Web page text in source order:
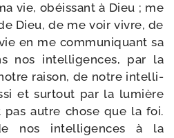
vie, obéis­sant à Dieu ; me
Dieu, de me voir vivre, de
en me com­mu­ni­quant sa
nos intel­li­gences, par la
rai­son, de notre intel­li­
et sur­tout par la lumière
pas autre chose que la foi.
de nos intel­li­gences à la